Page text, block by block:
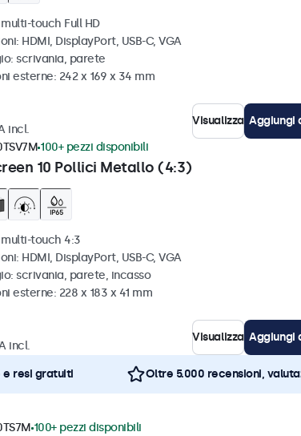
touch Full HD
HDMI, DisplayPort, USB-C, VGA
scrivania, parete
esterne: 242 x 169 x 34 mm
incl.
Visualizza Aggiungi
10 Pollici Metallo (4:3)
100+ pezzi disponibili
multi-touch 4:3
HDMI, DisplayPort, USB-C, VGA
scrivania, parete, incasso
esterne: 228 x 183 x 41 mm
incl.
Visualizza Aggiungi
e resi gratuiti Oltre 5.000 recensioni,
100+ pezzi disponibili